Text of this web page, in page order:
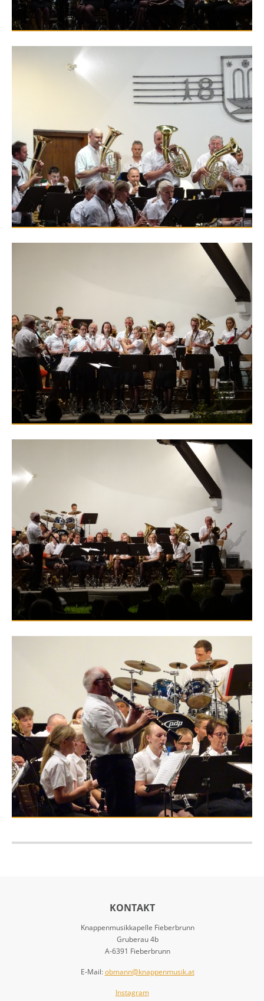
KONTAKT
Knappenmusikkapelle Fieberbrunn
Gruberau 4b
A-6391 Fieberbrunn
E-Mail:obmann@knappenmusik.at
Instagram